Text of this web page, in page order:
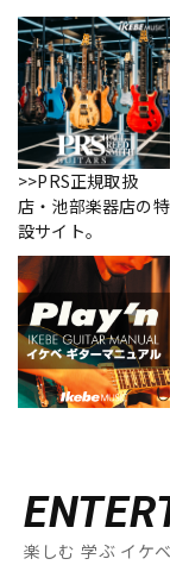
>>PRS正規取扱
店・池部楽器店の特
設サイト。
楽しむ 学ぶ イケ